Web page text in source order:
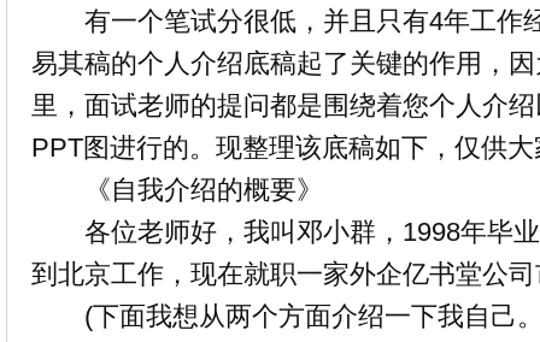
有一个笔试分很低，并且只有4年工作
易其稿的个人介绍底稿起了关键的作用，
里，面试老师的提问都是围绕着您个人介
PPT图进行的。现整理该底稿如下，仅供大
《自我介绍的概要》
各位老师好，我叫邓小群，1998年毕
到北京工作，现在就职一家外企亿书堂公
(下面我想从两个方面介绍一下我自己